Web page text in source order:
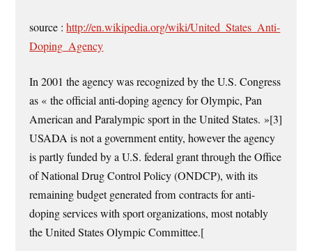
source :http://en.wikipedia.org/wiki/United_States_Anti-
Doping_Agency
In 2001 the agency was recognized by the U.S. Congress
as « the official anti-doping agency for Olympic, Pan
American and Paralympic sport in the United States. »[3]
USADA is not a government entity, however the agency
is partly funded by a U.S. federal grant through the Office
of National Drug Control Policy (ONDCP), with its
remaining budget generated from contracts for anti-
doping services with sport organizations, most notably
the United States Olympic Committee.[